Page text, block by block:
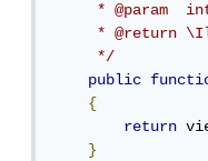
     * @param  int  $id
     * @return \Illuminate\Http\Response
     */
public
{
return
}